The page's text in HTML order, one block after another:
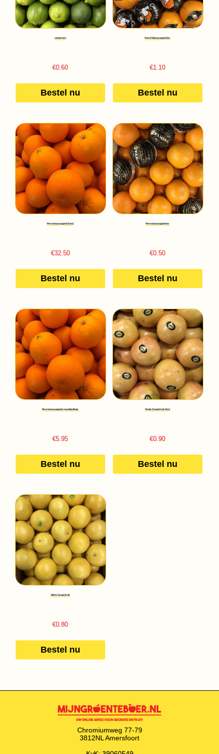
Limoenen
€0.60
Bestel nu
Navel Sinaasappel los
€1.10
Bestel nu
Perssinaasappel (Kist)
€32.50
Bestel nu
Perssinaasappel los
€0.50
Bestel nu
Perssinaasappels (aanbieding)
€5.95
Bestel nu
Rode Grapefruit (los)
€0.90
Bestel nu
Witte Grapefruit
€0.80
Bestel nu
Chromiumweg 77-79
3812NL Amersfoort